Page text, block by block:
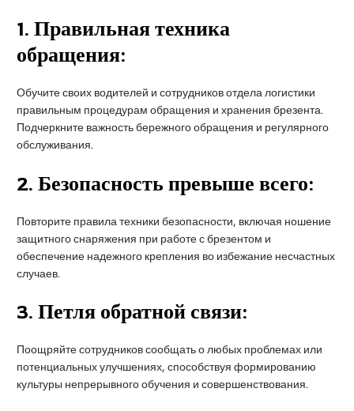
1.Правильная техника
обращения:
Обучите своих водителей и сотрудников отдела логистики
правильным процедурам обращения и хранения брезента.
Подчеркните важность бережного обращения и регулярного
обслуживания.
2.Безопасность превыше всего:
Повторите правила техники безопасности, включая ношение
защитного снаряжения при работе с брезентом и
обеспечение надежного крепления во избежание несчастных
случаев.
3.Петля обратной связи:
Поощряйте сотрудников сообщать о любых проблемах или
потенциальных улучшениях, способствуя формированию
культуры непрерывного обучения и совершенствования.